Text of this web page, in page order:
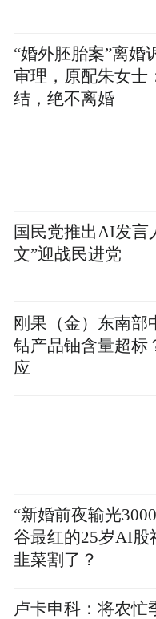
platform and
“婚外胚胎案”离婚
审理，原配朱女士
结，绝不离婚
国民党推出AI发言
文”迎战民进党
刚果（金）东南部
钴产品铀含量超标
应
“新婚前夜输光
谷最红的25岁AI股
韭菜割了？
卢卡申科：将农忙